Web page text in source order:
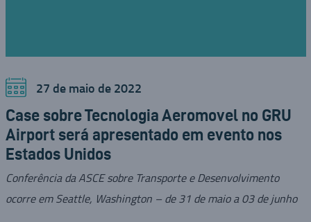
27 de maio de 2022
Case sobre Tecnologia Aeromovel no GRU
Airport será apresentado em evento nos
Estados Unidos
Conferência da ASCE sobre Transporte e Desenvolvimento
ocorre em Seattle, Washington – de 31 de maio a 03 de junho